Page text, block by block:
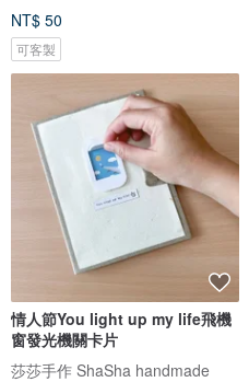
NT$ 50
可客製
情人節You light up my life飛機
窗發光機關卡片
莎莎手作 ShaSha handmade